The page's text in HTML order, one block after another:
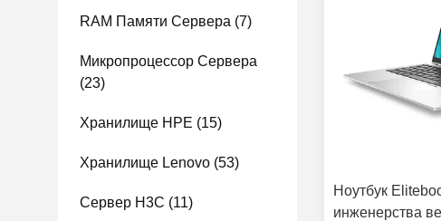
RAM Памяти Сервера (7)
Микропроцессор Сервера
(23)
Хранилище HPE (15)
Хранилище Lenovo (53)
Сервер H3C (11)
Ноутбук
инженерства